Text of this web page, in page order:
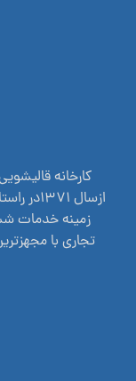
کارخانه
ازسال
زمینه خدمات
تجاری با